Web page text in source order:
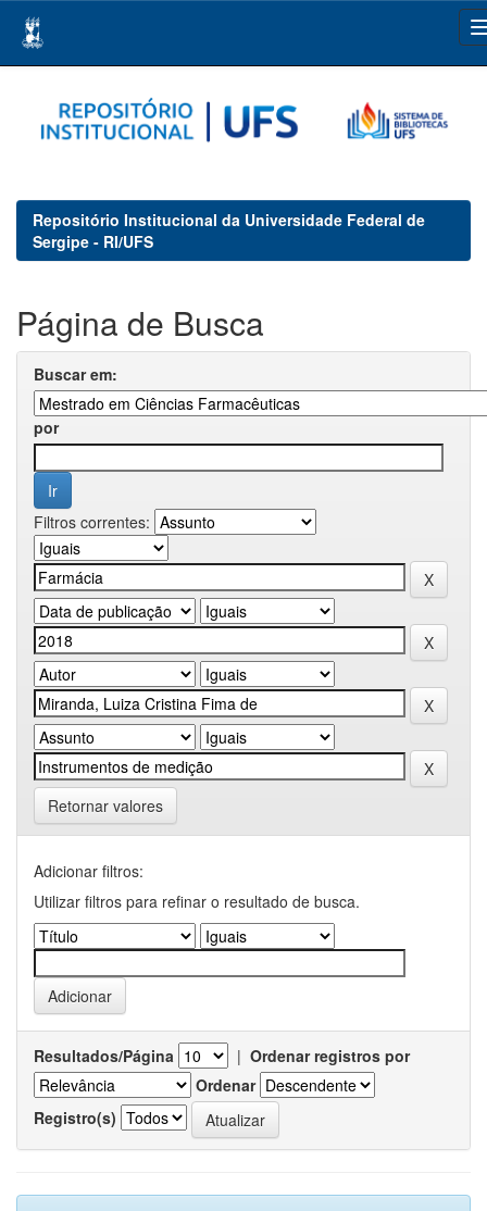
navigation
Repositório Institucional da Universidade Federal de
Sergipe - RI/UFS
Página de Busca
Buscar em:
por
Filtros correntes:
Retornar valores
Adicionar filtros:
Utilizar filtros para refinar o resultado de busca.
Resultados/Página | Ordenar registros por
Ordenar
Registro(s)